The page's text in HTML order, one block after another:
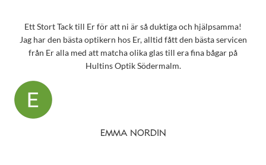
Ett Stort Tack till Er för att ni är så duktiga och hjälpsamma!
Jag har den bästa optikern hos Er, alltid fått den bästa servicen
från Er alla med att matcha olika glas till era fina bågar på
Hultins Optik Södermalm.
EMMA NORDIN